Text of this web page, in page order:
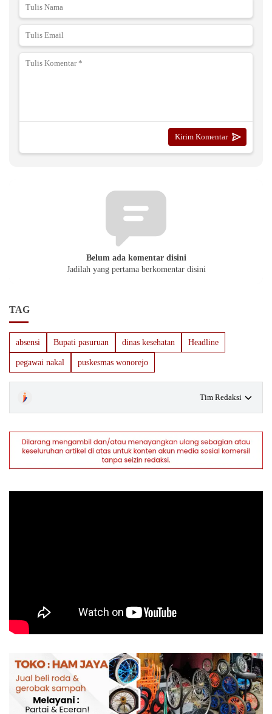
Belum ada komentar disini
Jadilah yang pertama berkomentar disini
TAG
absensi Bupati pasuruan dinas kesehatan Headline
pegawai nakal puskesmas wonorejo
Tim Redaksi